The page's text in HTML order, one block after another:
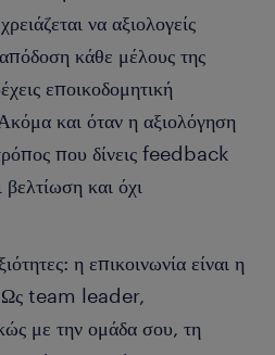
να αξιολογείς
απόδοση κάθε μέλους της
εποικοδομητική
και όταν η αξιολόγηση
που δίνεις feedback
και όχι
η επικοινωνία είναι η
Ως team leader,
με την ομάδα σου, τη